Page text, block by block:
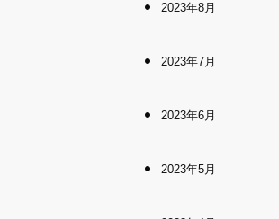
2023年8月
2023年7月
2023年6月
2023年5月